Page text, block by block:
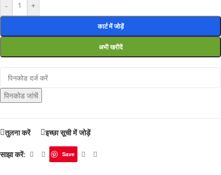
- +
कार्ट में जोड़ें
अभी खरीदें
पिनकोड जांचें
तुलना करें इच्छा सूची में जोड़ें
साझा करें: Save